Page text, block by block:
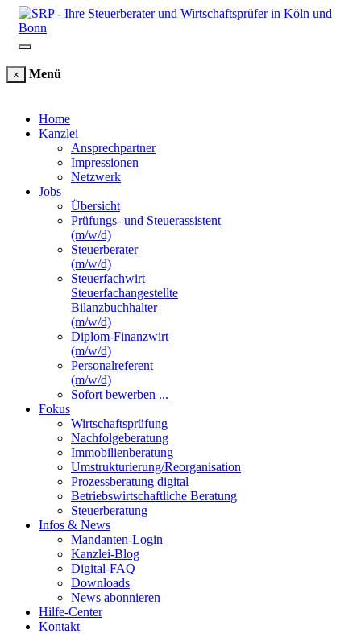
× Menü
Home
Kanzlei
Ansprechpartner
Impressionen
Netzwerk
Jobs
Übersicht
Prüfungs- und Steuerassistent
(m/w/d)
Steuerberater
(m/w/d)
Steuerfachwirt
Steuerfachangestellte
Bilanzbuchhalter
(m/w/d)
Diplom-Finanzwirt
(m/w/d)
Personalreferent
(m/w/d)
Sofort bewerben ...
Fokus
Wirtschaftsprüfung
Nachfolgeberatung
Immobilienberatung
Umstrukturierung/Reorganisation
Prozessberatung digital
Betriebswirtschaftliche Beratung
Steuerberatung
Infos & News
Mandanten-Login
Kanzlei-Blog
Digital-FAQ
Downloads
News abonnieren
Hilfe-Center
Kontakt